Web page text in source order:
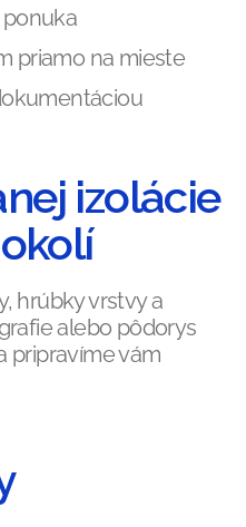
priamo na mieste
izolácie
hrúbky vrstvy a
alebo pôdorys
pripravíme vám